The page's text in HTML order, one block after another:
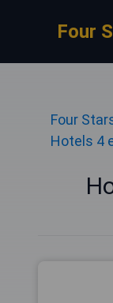
Four
Four
Hotels 4